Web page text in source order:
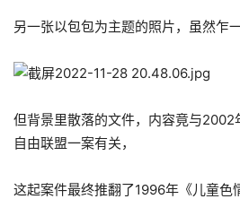
另一张以包包为主题的照片，虽然乍
但背景里散落的文件，内容竟与2002
自由联盟一案有关，
这起案件最终推翻了1996年《儿童色